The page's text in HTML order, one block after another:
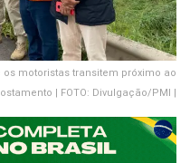
motoristas transitem próximo ao
| FOTO: Divulgação/PMI |